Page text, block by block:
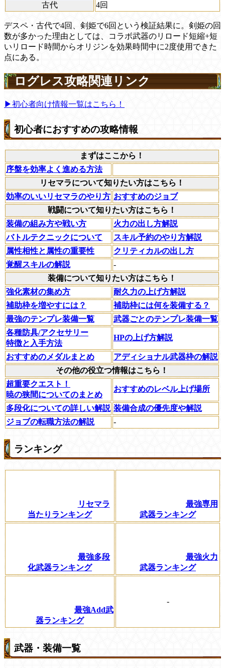
古代
4回
デスペ・古代で4回、剣姫で6回という検証結果に。剣姫の回
数が多かった理由としては、コラボ武器のリロード短縮+短
いリロード時間からオリジンを効果時間中に2度使用できた
点にある。
ログレス攻略関連リンク
▶初心者向け情報一覧はこちら！
初心者におすすめの攻略情報
まずはここから！
序盤を効率よく進める方法
リセマラについて知りたい方はこちら！
効率のいいリセマラのやり方 おすすめのジョブ
戦闘について知りたい方はこちら！
装備の組み方や戦い方
火力の出し方解説
バトルテクニックについて
スキル予約のやり方解説
属性相性と属性の重要性
クリティカルの出し方
覚醒スキルの解説
-
装備について知りたい方はこちら！
強化素材の集め方
耐久力の上げ方解説
補助枠を増やすには？
補助枠には何を装備する？
最強のテンプレ装備一覧
武器ごとのテンプレ装備一覧
各種防具/アクセサリー
特徴と入手方法
HPの上げ方解説
おすすめのメダルまとめ
アディショナル武器枠の解説
その他の役立つ情報はこちら！
超重要クエスト！
暁の狭間についてのまとめ
おすすめのレベル上げ場所
多段化についての詳しい解説 装備合成の優先度や解説
ジョブの転職方法の解説
-
ランキング
リセマラ
当たりランキング
最強専用
武器ランキング
最強多段
化武器ランキング
最強火力
武器ランキング
最強Add武
器ランキング
-
武器・装備一覧